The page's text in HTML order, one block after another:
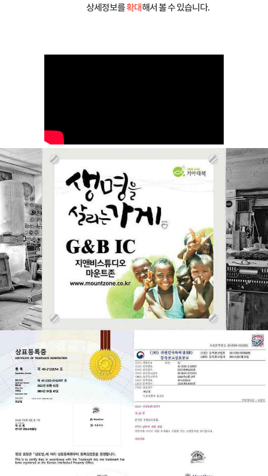
상세정보를확대해서 볼 수 있습니다.